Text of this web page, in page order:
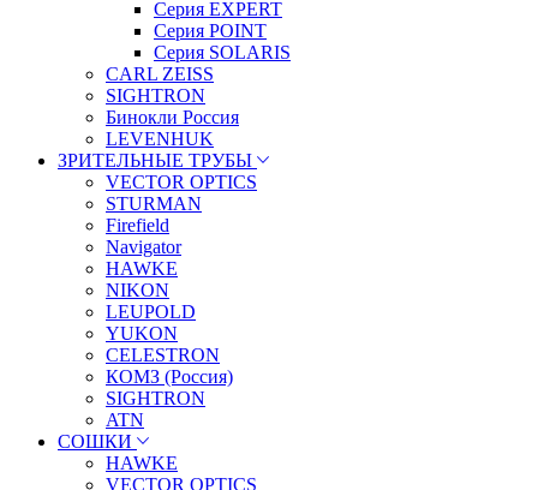
Серия EXPERT
Серия POINT
Серия SOLARIS
CARL ZEISS
SIGHTRON
Бинокли Россия
LEVENHUK
ЗРИТЕЛЬНЫЕ ТРУБЫ
VECTOR OPTICS
STURMAN
Firefield
Navigator
HAWKE
NIKON
LEUPOLD
YUKON
CELESTRON
КОМЗ (Россия)
SIGHTRON
ATN
СОШКИ
HAWKE
VECTOR OPTICS